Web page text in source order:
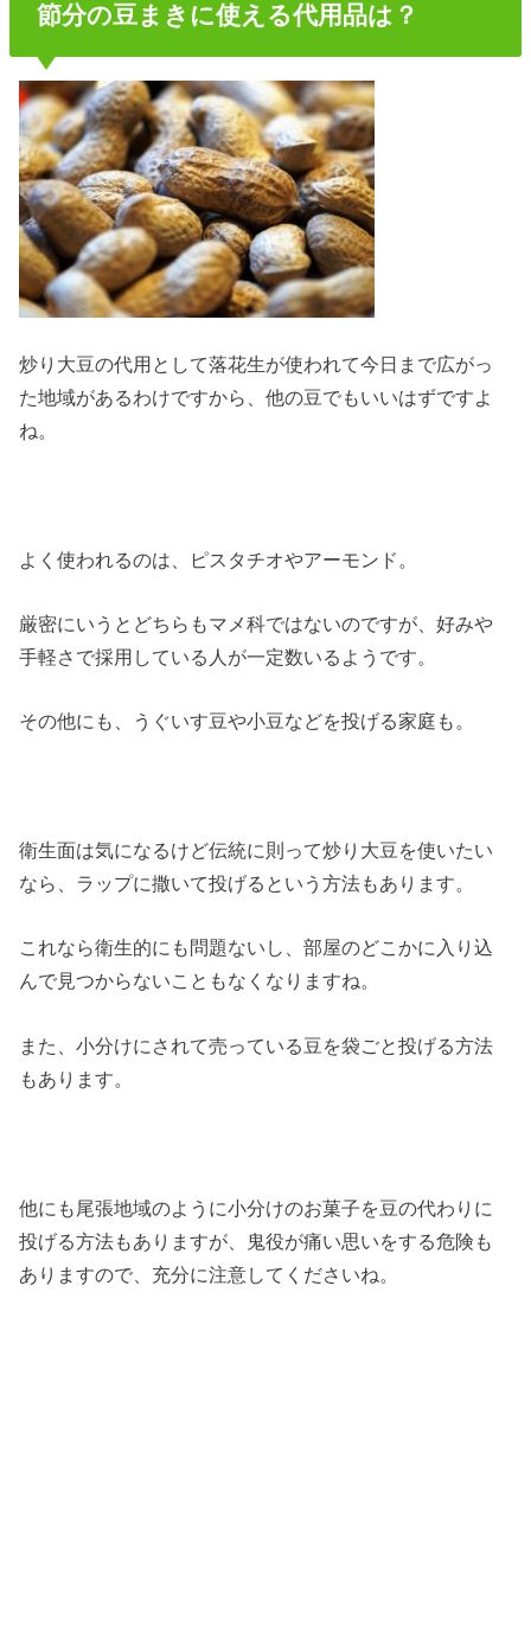
節分の豆まきに使える代用品は？
炒り大豆の代用として落花生が使われて今日まで広がっ
た地域があるわけですから、他の豆でもいいはずですよ
ね。
よく使われるのは、ピスタチオやアーモンド。
厳密にいうとどちらもマメ科ではないのですが、好みや
手軽さで採用している人が一定数いるようです。
その他にも、うぐいす豆や小豆などを投げる家庭も。
衛生面は気になるけど伝統に則って炒り大豆を使いたい
なら、ラップに撒いて投げるという方法もあります。
これなら衛生的にも問題ないし、部屋のどこかに入り込
んで見つからないこともなくなりますね。
また、小分けにされて売っている豆を袋ごと投げる方法
もあります。
他にも尾張地域のように小分けのお菓子を豆の代わりに
投げる方法もありますが、鬼役が痛い思いをする危険も
ありますので、充分に注意してくださいね。